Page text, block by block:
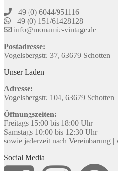
+49 (0) 6044/951116
+49 (0) 151/61428128
info@monamie-vintage.de
Postadresse:
Vogelsbergstr. 37, 63679 Schotten
Unser Laden
Adresse:
Vogelsbergstr. 104, 63679 Schotten
Öffnungszeiten:
Freitags 15:00 bis 18:00 Uhr
Samstags 10:00 bis 12:30 Uhr
sowie jederzeit nach Vereinbarung |
Social Media